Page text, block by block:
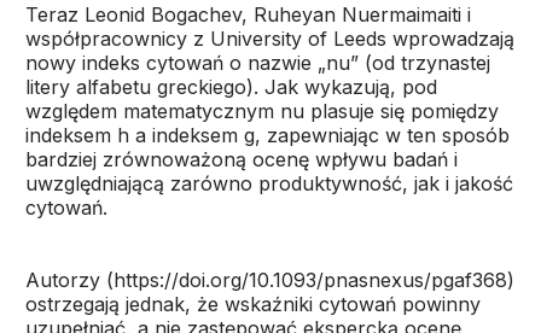
Teraz Leonid Bogachev, Ruheyan Nuermaimaiti i
współpracownicy z University of Leeds wprowadzają
nowy indeks cytowań o nazwie „nu” (od trzynastej
litery alfabetu greckiego). Jak wykazują, pod
względem matematycznym nu plasuje się pomiędzy
indeksem h a indeksem g, zapewniając w ten sposób
bardziej zrównoważoną ocenę wpływu badań i
uwzględniającą zarówno produktywność, jak i jakość
cytowań.
Autorzy (https://doi.org/10.1093/pnasnexus/pgaf368)
ostrzegają jednak, że wskaźniki cytowań powinny